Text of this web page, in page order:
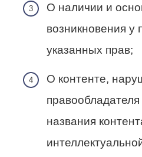
О наличии и
возникновения у
указанных прав;
О контенте,
названия